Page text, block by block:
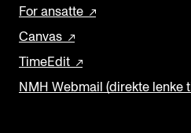
For ansatte
Canvas
TimeEdit
NMH Webmail (direkte lenke